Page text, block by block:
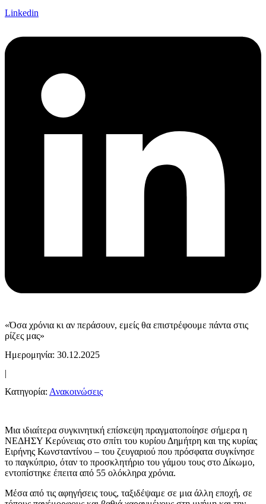
Linkedin
«Όσα χρόνια κι αν περάσουν, εμείς θα επιστρέφουμε πάντα στις
ρίζες μας»
Ημερομηνία: 30.12.2025
|
Κατηγορία: Ανακοινώσεις
Μια ιδιαίτερα συγκινητική επίσκεψη πραγματοποίησε σήμερα η
ΝΕΔΗΣΥ Κερύνειας στο σπίτι του κυρίου Δημήτρη και της κυρίας
Ειρήνης Κωνσταντίνου – του ζευγαριού που πρόσφατα συγκίνησε
το παγκύπριο, όταν το προσκλητήριο του γάμου τους στο Δίκωμο,
εντοπίστηκε έπειτα από 55 ολόκληρα χρόνια.
Μέσα από τις αφηγήσεις τους, ταξιδέψαμε σε μια άλλη εποχή, σε